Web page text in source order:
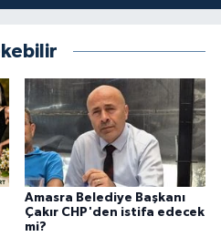
Amasra Belediye Başkanı
Çakır CHP'den istifa edecek
mi?